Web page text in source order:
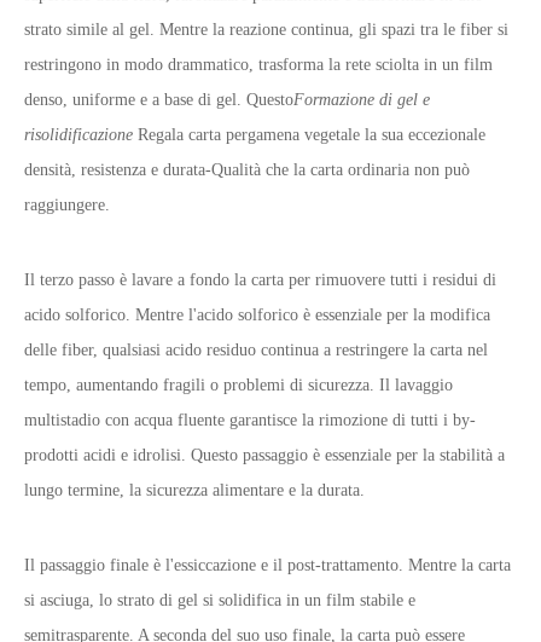
strato simile al gel. Mentre la reazione continua, gli spazi tra le fiber si
restringono in modo drammatico, trasforma la rete sciolta in un film
denso, uniforme e a base di gel. QuestoFormazione di gel e
risolidificazione Regala carta pergamena vegetale la sua eccezionale
densità, resistenza e durata-Qualità che la carta ordinaria non può
raggiungere.
Il terzo passo è lavare a fondo la carta per rimuovere tutti i residui di
acido solforico. Mentre l'acido solforico è essenziale per la modifica
delle fiber, qualsiasi acido residuo continua a restringere la carta nel
tempo, aumentando fragili o problemi di sicurezza. Il lavaggio
multistadio con acqua fluente garantisce la rimozione di tutti i by-
prodotti acidi e idrolisi. Questo passaggio è essenziale per la stabilità a
lungo termine, la sicurezza alimentare e la durata.
Il passaggio finale è l'essiccazione e il post-trattamento. Mentre la carta
si asciuga, lo strato di gel si solidifica in un film stabile e
semitrasparente. A seconda del suo uso finale, la carta può essere